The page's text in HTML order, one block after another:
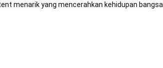
menarik yang mencerahkan kehidupan bangsa.